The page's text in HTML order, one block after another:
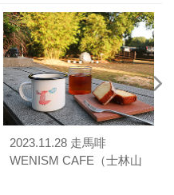
2023.11.28 走馬啡
WENISM CAFE（士林山